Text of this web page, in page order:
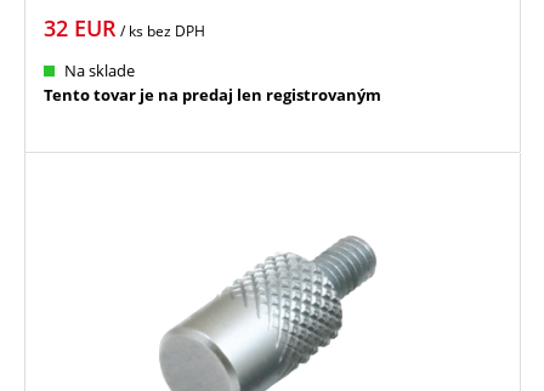
32 EUR/ ks bez DPH
Na sklade
Tento tovar je na predaj len registrovaným